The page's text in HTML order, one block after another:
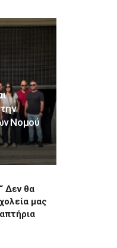
Νομού
Δεν θα
μας